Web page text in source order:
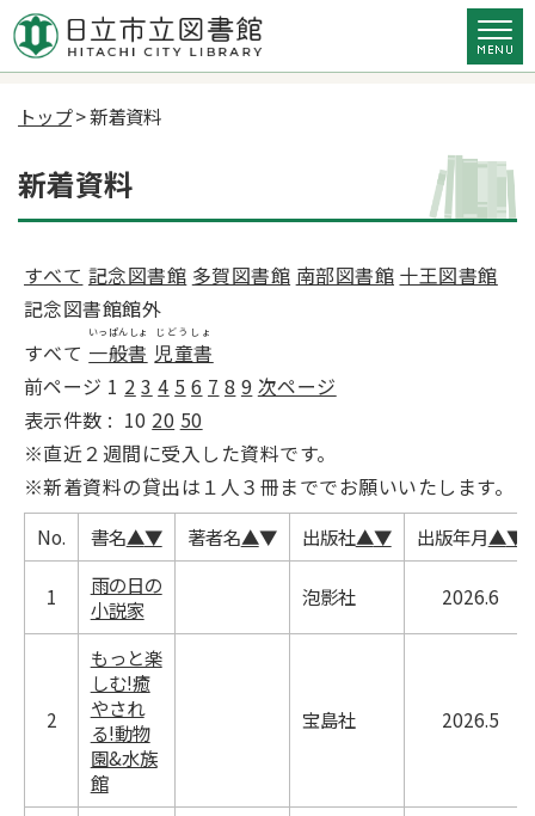
トップ> 新着資料
新着資料
すべて 記念図書館 多賀図書館 南部図書館 十王図書館
記念図書館館外
すべて 一般書
いっぱんしょ
児童書
じどうしょ
前ページ 1 2 3 4 5 6 7 8 9 次ページ
10 20 50
※直近２週間に受入した資料です。
※新着資料の貸出は１人３冊まででお願いいたします。
No. 書名▲▼ 著者名▲▼ 出版社▲▼ 出版年月▲▼
1
雨の日の
小説家
泡影社 2026.6
2
もっと楽
しむ!癒
やされ
る!動物
園&水族
館
宝島社 2026.5